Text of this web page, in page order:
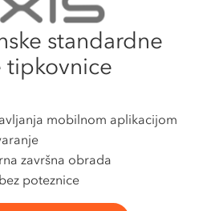
standardne
tipkovnice
mobilnom aplikacijom
završna obrada
poteznice